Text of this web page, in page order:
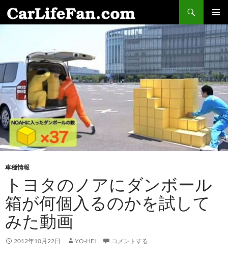
索
メインメ
ニュー
コ
ツ
へ
ス
キ
ッ
プ
車種情報
トヨタのノアにダンボール
箱が何個入るのかを試して
みた動画
2012年10月22日 YO-HEI コメントする